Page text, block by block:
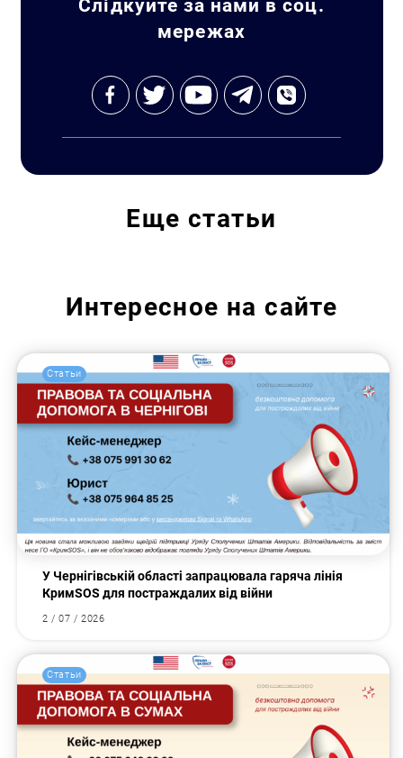
Слідкуйте за нами в соц.
мережах
Еще статьи
Интересное на сайте
Статьи
У Чернігівській області запрацювала гаряча лінія
КримSOS для постраждалих від війни
2 / 07 / 2026
Статьи